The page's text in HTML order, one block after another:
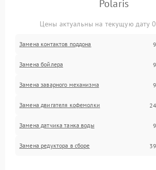
Polaris
Цены актуальны на текущую дату
Замена контактов поддона
Замена бойлера
Замена заварного механизма
Замена двигателя кофемолки
Замена датчика танка воды
Замена редуктора в сборе